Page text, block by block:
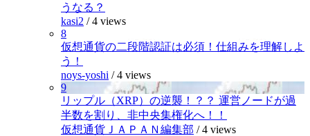
うなる？
kasi2 /4 views
8
仮想通貨の二段階認証は必須！仕組みを理解しよ
う！
noys-yoshi /4 views
9
リップル（XRP）の逆襲！？？ 運営ノードが過
半数を割り、非中央集権化へ！！
仮想通貨ＪＡＰＡＮ編集部 /4 views